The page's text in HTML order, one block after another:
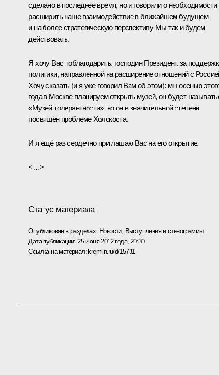
сделано в последнее время, но и говорили о необходимости
расширить наше взаимодействие в ближайшем будущем
и на более стратегическую перспективу. Мы так и будем
действовать.
Я хочу Вас поблагодарить, господин Президент, за
политики, направленной на расширение отношений с
Хочу сказать (и я уже говорил Вам об этом): мы осенью
года в Москве планируем открыть музей, он будет
«Музей толерантности», но он в значительной степени
посвящён проблеме Холокоста.
И я ещё раз сердечно приглашаю Вас на его открытие.
<…>
Статус материала
Опубликован в разделах: Новости, Выступления и стенограммы
Дата публикации: 25 июня 2012 года, 20:30
Ссылка на материал: kremlin.ru/d/15731